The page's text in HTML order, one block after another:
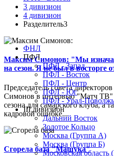
3 дивизион
4 дивизион
Разделитель3
Максим Симонов: "Мы
на сезон. Я не был в восторге
Председатель совета
Симонов в интервью "Матч ТВ"
сезона для самарского клуба, а
кадровой ошибке...
Сгорела база "Машука"
ФНЛ
ПФЛ
ПФЛ - Запад
ПФЛ - Восток
ПФЛ - Центр
ПФЛ - Юг
ПФЛ - Урал-
III дивизион
Дальний Восток
Золотое Кольцо
Москва (Группа А)
Москва (Группа Б)
Московская область